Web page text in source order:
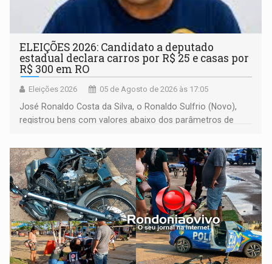
ELEIÇÕES 2026: Candidato a deputado
estadual declara carros por R$ 25 e casas por
R$ 300 em RO
Eleições 2026 05 de Agosto de 2026 às 17:05
José Ronaldo Costa da Silva, o Ronaldo Sulfrio (Novo),
registrou bens com valores abaixo dos parâmetros de
milhões